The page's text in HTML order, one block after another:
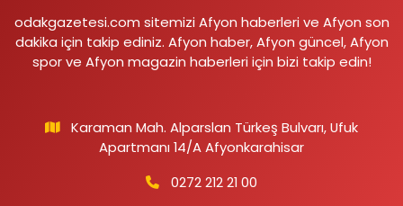
odakgazetesi.com sitemizi Afyon haberleri ve Afyon son
dakika için takip ediniz. Afyon haber, Afyon güncel, Afyon
spor ve Afyon magazin haberleri için bizi takip edin!
Karaman Mah. Alparslan Türkeş Bulvarı, Ufuk
Apartmanı 14/A Afyonkarahisar
0272 212 21 00